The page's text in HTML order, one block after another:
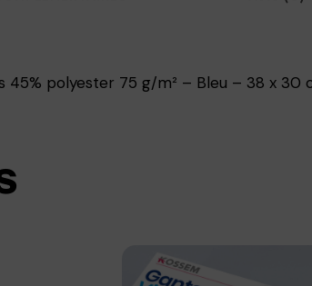
45% polyester 75 g/m² – Bleu – 38 x 30